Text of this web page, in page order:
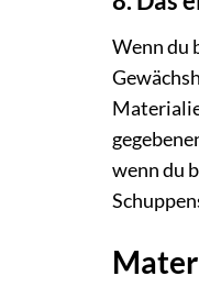
Wenn du
wenn du